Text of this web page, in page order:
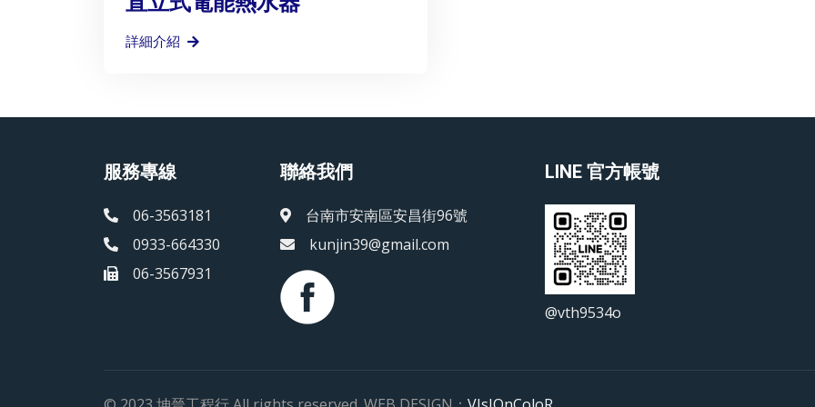
詳細介紹
服務專線
06-3563181
0933-664330
06-3567931
聯絡我們
台南市安南區安昌街96號
kunjin39@gmail.com
LINE 官方帳號
@vth9534o